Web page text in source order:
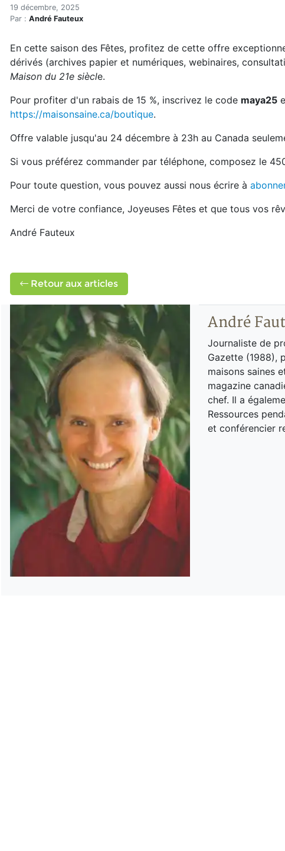
Accueil
Articles
Offrez La Maison du 21e siècle pour Noël!
Offrez La Maison du 21e
19 décembre, 2025
Par : André Fauteux
En cette saison des Fêtes, profitez de cette offre
dérivés (archives papier et numériques, webinaires,
Maison du 21e siècle.
Pour profiter d'un rabais de 15 %, inscrivez le code maya25
https://maisonsaine.ca/boutique.
Offre valable jusqu'au 24 décembre à 23h au Canada
Si vous préférez commander par téléphone, composez le
Pour toute question, vous pouvez aussi nous écrire à
Merci de votre confiance, Joyeuses Fêtes et que tous vos
André Fauteux
Retour aux articles
André
Journaliste de
Gazette (1988),
maisons saines
magazine
chef. Il a
Ressources
et conférencier